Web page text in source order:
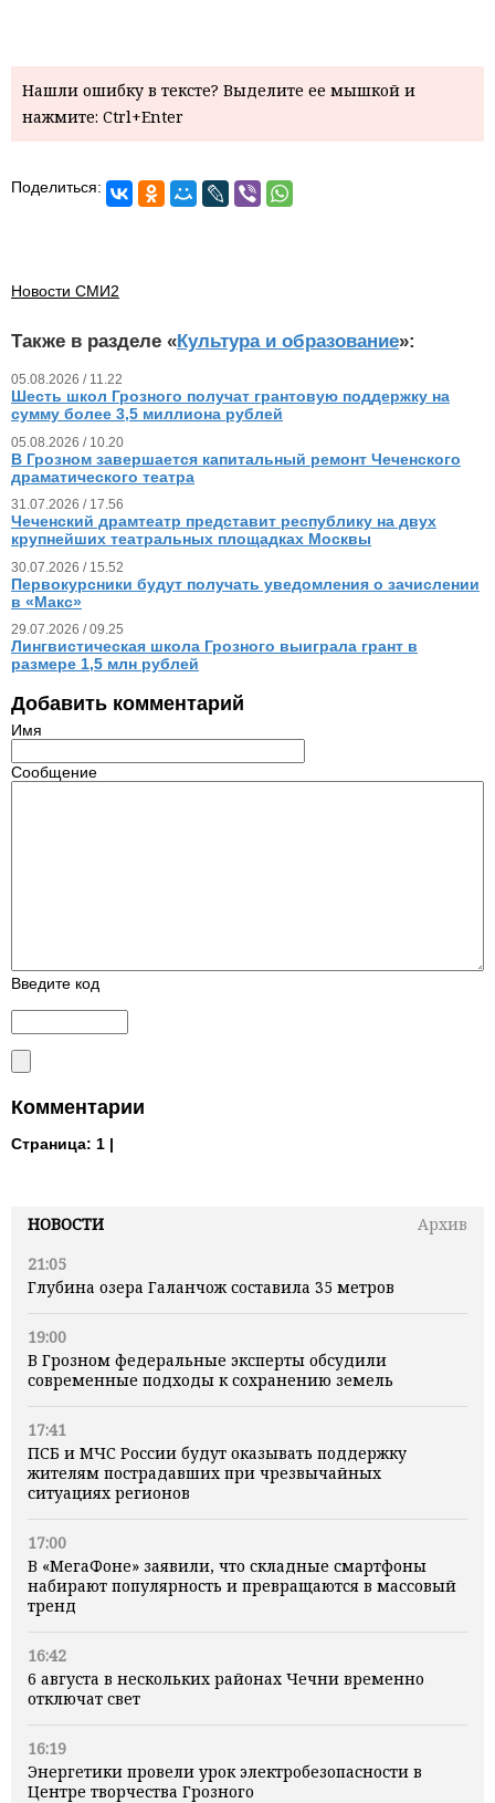
НОВОСТИ
Архив
21:05
Глубина озера Галанчож составила 35 метров
19:00
В Грозном федеральные эксперты обсудили
современные подходы к сохранению земель
17:41
ПСБ и МЧС России будут оказывать поддержку
жителям пострадавших при чрезвычайных
ситуациях регионов
17:00
В «МегаФоне» заявили, что складные смартфоны
набирают популярность и превращаются в массовый
тренд
16:42
6 августа в нескольких районах Чечни временно
отключат свет
16:19
Энергетики провели урок электробезопасности в
Центре творчества Грозного
Нашли ошибку в тексте? Выделите ее мышкой и
нажмите: Ctrl+Enter
Поделиться:
Новости СМИ2
Также в разделе «Культура и образование»:
05.08.2026 / 11.22
Шесть школ Грозного получат грантовую поддержку на
сумму более 3,5 миллиона рублей
05.08.2026 / 10.20
В Грозном завершается капитальный ремонт Чеченского
драматического театра
31.07.2026 / 17.56
Чеченский драмтеатр представит республику на двух
крупнейших театральных площадках Москвы
30.07.2026 / 15.52
Первокурсники будут получать уведомления о зачислении
в «Макс»
29.07.2026 / 09.25
Лингвистическая школа Грозного выиграла грант в
размере 1,5 млн рублей
Добавить комментарий
Имя
Сообщение
Введите код
Комментарии
Страница: 1 |